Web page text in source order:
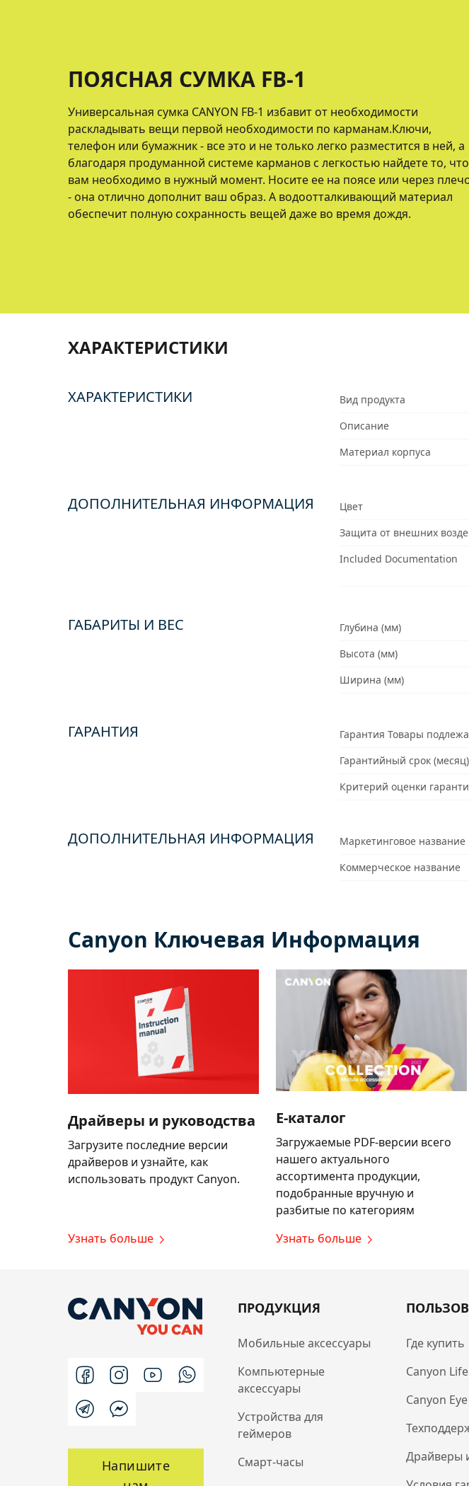
ПОЯСНАЯ СУМКА FB-1
Универсальная сумка CANYON FB-1 избавит от необходимости
раскладывать вещи первой необходимости по карманам.Ключи,
телефон или бумажник - все это и не только легко разместится в ней, а
благодаря продуманной системе карманов с легкостью найдете то, что
вам необходимо в нужный момент. Носите ее на поясе или через
- она отлично дополнит ваш образ. А водоотталкивающий материал
обеспечит полную сохранность вещей даже во время дождя.
ХАРАКТЕРИСТИКИ
ХАРАКТЕРИСТИКИ Вид продукта
Описание
Материал корпуса
ДОПОЛНИТЕЛЬНАЯ ИНФОРМАЦИЯ Цвет
Защита от внешних
Included Documentation
ГАБАРИТЫ И ВЕС Глубина (мм)
Высота (мм)
Ширина (мм)
ГАРАНТИЯ Гарантия Товары
Гарантийный срок (месяц)
Критерий оценки
ДОПОЛНИТЕЛЬНАЯ ИНФОРМАЦИЯ Маркетинговое название
Коммерческое название
Canyon Ключевая Информация
Драйверы и руководства
Загрузите последние версии
драйверов и узнайте, как
использовать продукт Canyon.
Узнать больше
E-каталог
Загружаемые PDF-версии всего
нашего актуального
ассортимента продукции,
подобранные вручную и
разбитые по категориям
Узнать больше
Напишите
ПРОДУКЦИЯ
Мобильные аксессуары
Компьютерные
аксессуары
Устройства для
геймеров
Смарт-часы
Где купить
Canyon
Canyon
Драйверы